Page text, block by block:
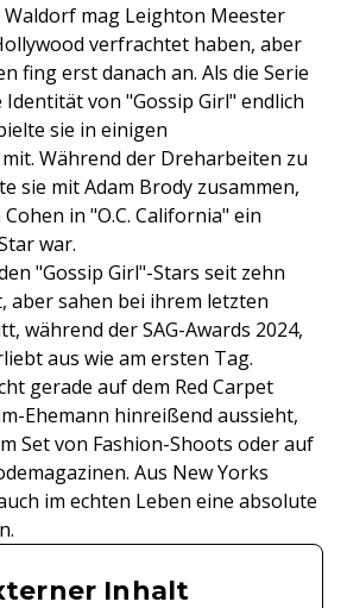
Waldorf mag Leighton Meester
verfrachtet haben, aber
fing erst danach an. Als die Serie
von "Gossip Girl" endlich
sie in einigen
Während der Dreharbeiten zu
sie mit Adam Brody zusammen,
in "O.C. California" ein
war.
"Gossip Girl"-Stars seit zehn
aber sahen bei ihrem letzten
während der SAG-Awards 2024,
aus wie am ersten Tag.
gerade auf dem Red Carpet
Ehemann hinreißend aussieht,
Set von Fashion-Shoots oder auf
Aus New Yorks
im echten Leben eine absolute
Inhalt